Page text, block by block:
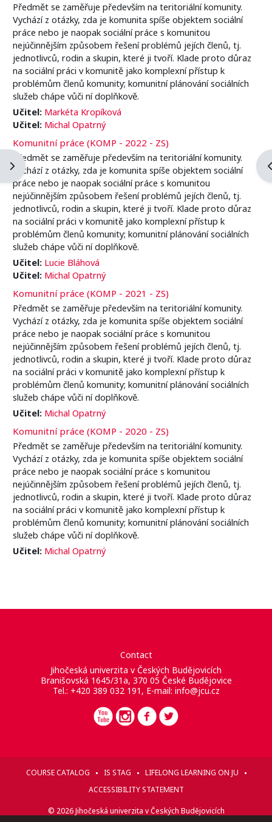
Abrir cajón de bloques
Předmět se zaměřuje především na teritoriální komunity.
Vychází z otázky, zda je komunita spíše objektem sociální
práce nebo je naopak sociální práce s komunitou
nejúčinnějším způsobem řešení problémů jejích členů, tj.
jednotlivců, rodin a skupin, které ji tvoří. Klade proto důraz
na sociální práci v komunitě jako komplexní přístup k
problémům členů komunity; komunitní plánování sociálních
služeb chápe vůči ní doplňkově.
Učitel: Markéta Kropíková
Učitel: Michal Opatrný
Komunitní práce (KOMP - 2022 - ZS)
Předmět se zaměřuje především na teritoriální komunity.
Vychází z otázky, zda je komunita spíše objektem sociální
práce nebo je naopak sociální práce s komunitou
nejúčinnějším způsobem řešení problémů jejích členů, tj.
jednotlivců, rodin a skupin, které ji tvoří. Klade proto důraz
na sociální práci v komunitě jako komplexní přístup k
problémům členů komunity; komunitní plánování sociálních
služeb chápe vůči ní doplňkově.
Učitel: Lucie Bláhová
Učitel: Michal Opatrný
Komunitní práce (KOMP - 2021 - ZS)
Předmět se zaměřuje především na teritoriální komunity.
Vychází z otázky, zda je komunita spíše objektem sociální
práce nebo je naopak sociální práce s komunitou
nejúčinnějším způsobem řešení problémů jejích členů, tj.
jednotlivců, rodin a skupin, které ji tvoří. Klade proto důraz
na sociální práci v komunitě jako komplexní přístup k
problémům členů komunity; komunitní plánování sociálních
služeb chápe vůči ní doplňkově.
Učitel: Michal Opatrný
Komunitní práce (KOMP - 2020 - ZS)
Předmět se zaměřuje především na teritoriální komunity.
Vychází z otázky, zda je komunita spíše objektem sociální
práce nebo je naopak sociální práce s komunitou
nejúčinnějším způsobem řešení problémů jejích členů, tj.
jednotlivců, rodin a skupin, které ji tvoří. Klade proto důraz
na sociální práci v komunitě jako komplexní přístup k
problémům členů komunity; komunitní plánování sociálních
služeb chápe vůči ní doplňkově.
Učitel: Michal Opatrný
Contact
Jihočeská univerzita v Českých Budějovicích
Branišovská 1645/31a, 370 05 České Budějovice
Tel.: +420 389 032 191, E-mail: info@jcu.cz
COURSE CATALOG IS STAG
LIFELONG LEARNING ON JU
ACCESSIBILITY STATEMENT
© 2026 Jihočeská univerzita v Českých Budějovicích